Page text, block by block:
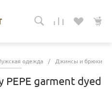
одежда / Джинсы и брюки
PEPE garment dyed